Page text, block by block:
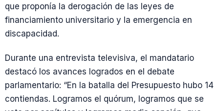
que proponía la derogación de las leyes de
financiamiento universitario y la emergencia en
discapacidad.
Durante una entrevista televisiva, el mandatario
destacó los avances logrados en el debate
parlamentario: “En la batalla del Presupuesto hubo 14
contiendas. Logramos el quórum, logramos que se